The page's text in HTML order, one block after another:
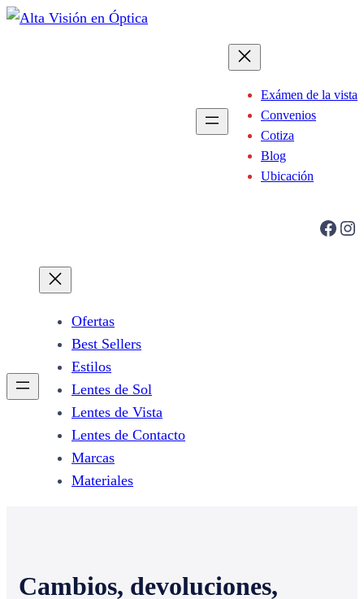
Exámen de la vista
Convenios
Cotiza
Blog
Ubicación
Facebook Instagram
Ofertas
Best Sellers
Estilos
Lentes de Sol
Lentes de Vista
Lentes de Contacto
Marcas
Materiales
Cambios, devoluciones,